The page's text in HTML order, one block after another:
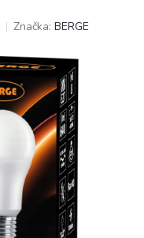
Značka: BERGE